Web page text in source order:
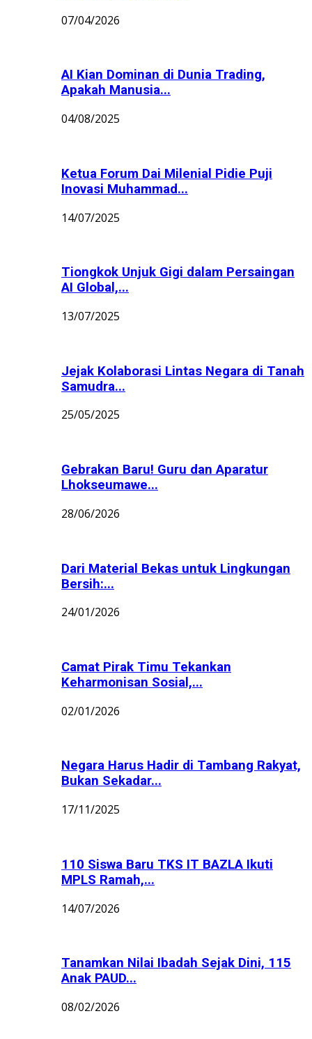
07/04/2026
AI Kian Dominan di Dunia Trading,
Apakah Manusia...
04/08/2025
Ketua Forum Dai Milenial Pidie Puji
Inovasi Muhammad...
14/07/2025
Tiongkok Unjuk Gigi dalam Persaingan
AI Global,...
13/07/2025
Jejak Kolaborasi Lintas Negara di Tanah
Samudra...
25/05/2025
Gebrakan Baru! Guru dan Aparatur
Lhokseumawe...
28/06/2026
Dari Material Bekas untuk Lingkungan
Bersih:...
24/01/2026
Camat Pirak Timu Tekankan
Keharmonisan Sosial,...
02/01/2026
Negara Harus Hadir di Tambang Rakyat,
Bukan Sekadar...
17/11/2025
110 Siswa Baru TKS IT BAZLA Ikuti
MPLS Ramah,...
14/07/2026
Tanamkan Nilai Ibadah Sejak Dini, 115
Anak PAUD...
08/02/2026